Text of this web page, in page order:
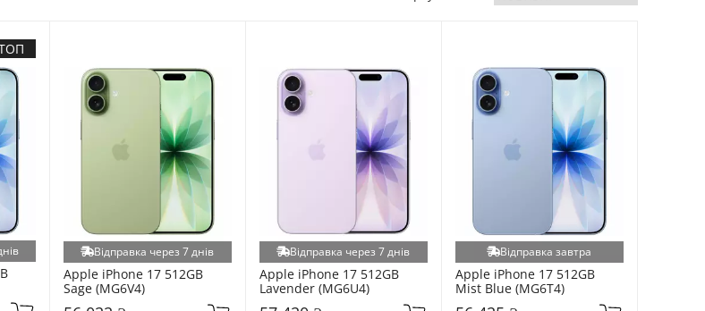
Відправка через 7 днів
Apple iPhone 17 512GB
Sage (MG6V4)
Відправка через 7 днів
Apple iPhone 17 512GB
Lavender (MG6U4)
Відправка завтра
Apple iPhone 17 512GB
Mist Blue (MG6T4)